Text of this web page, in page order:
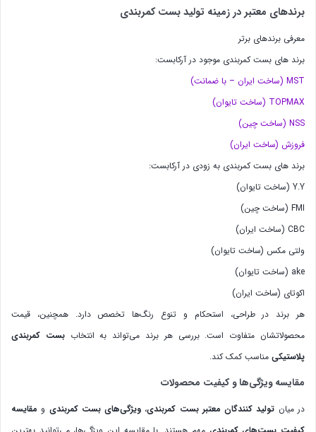
برندهای معتبر در زمینه تولید بست کمربندی
معرفی برندهای برتر
برند های بست کمربندی موجود در آرکابست:
MST (ساخت ایران – با ضمانت)
TOPMAX (ساخت تایوان)
NSS (ساخت چین)
فروزش (ساخت ایران)
برند های بست کمربندی به زودی در آرکابست:
Y.Y (ساخت تایوان)
FMI (ساخت چین)
CBC (ساخت ایران)
ولتی مکس (ساخت تایوان)
ake (ساخت تایوان)
اکوتای (ساخت ایران)
هر برند در طراحی، استحکام و تنوع رنگ‌ها تخصص دارد. همچنین، قیمت
محصولاتشان متفاوت است. بررسی هر برند می‌تواند به انتخاببست کمربندی
پلاستیکی مناسب کمک کند.
مقایسه ویژگی‌ها و کیفیت محصولات
در میان تولید کنندگان معتبر بست کمربندی، ویژگی‌های بست کمربندی و مقایسه